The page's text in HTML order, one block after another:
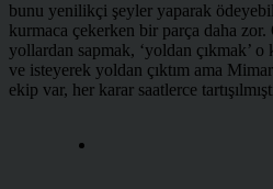
bunu yenilikçi şeyler yaparak
kurmaca çekerken bir parça daha
yollardan sapmak, ‘yoldan çıkmak’
ve isteyerek yoldan çıktım ama
ekip var, her karar saatlerce